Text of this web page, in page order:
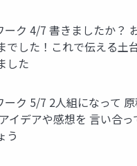
ーク 4/7 書きましたか？
でした！これで伝える土
した
ーク 5/7 2人組になって
イデアや感想を 言い合っ
う